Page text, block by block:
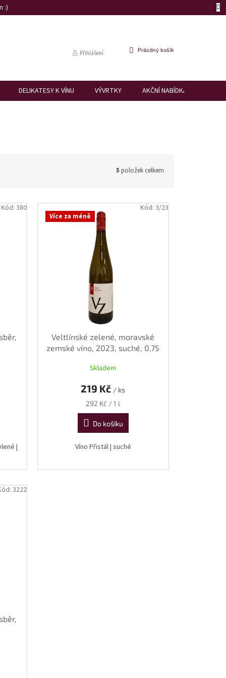
:)
Přihlášení
NÁKUPNÍ
Prázdný košík
DELIKATESY K VÍNU VÝVRTKY AKČNÍ NABÍDKA
5 položek celkem
|
Kód: 380
Více za méně
Veltlínské zelené, moravské
zemské víno, 2023, suché, 0,75
Skladem
219 Kč / ks
Měrná
cena:
292 Kč / 1 l
Do košíku
Víno Přistál | suché
Kód: 3/23
3222